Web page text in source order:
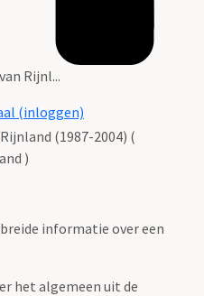
Rijnl...
(inloggen)
(1987-2004) (
)
informatie over een
het algemeen uit de